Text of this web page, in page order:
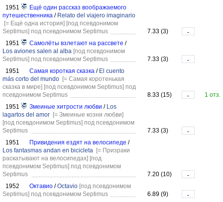
1951
Ещё один рассказ воображаемого
путешественника / Relato del viajero imaginario
[= Ещё одна история] [под псевдонимом
Septimus] под псевдонимом Septimus 7.33 (3)
-
1951
Самолёты взлетают на рассвете /
Los aviones salen al alba [под псевдонимом
Septimus] под псевдонимом Septimus 7.33 (3)
-
1951
Самая короткая сказка / El cuento
más corto del mundo [= Самая коротенькая
сказка в мире] [под псевдонимом Septimus] под
псевдонимом Septimus
8.33 (15) -
1 отз.
1951
Змеиные хитрости любви / Los
lagartos del amor [= Змеиные козни любви]
[под псевдонимом Septimus] под псевдонимом
Septimus
7.33 (3)
-
1951
Привидения ездят на велосипеде /
Los fantasmas andan en bicicleta [= Призраки
раскатывают на велосипедах] [под
псевдонимом Septimus] под псевдонимом
Septimus
7.20 (10)
-
1952
Октавио /Octavio [под псевдонимом
Septimus] под псевдонимом Septimus 6.89 (9)
-